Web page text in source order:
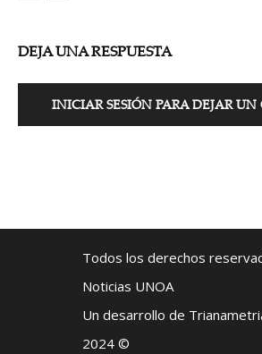
DEJA UNA RESPUESTA
INICIAR SESIÓN PARA DEJAR
Todos los derechos
Noticias UNOA
Un desarrollo de
2024 ©